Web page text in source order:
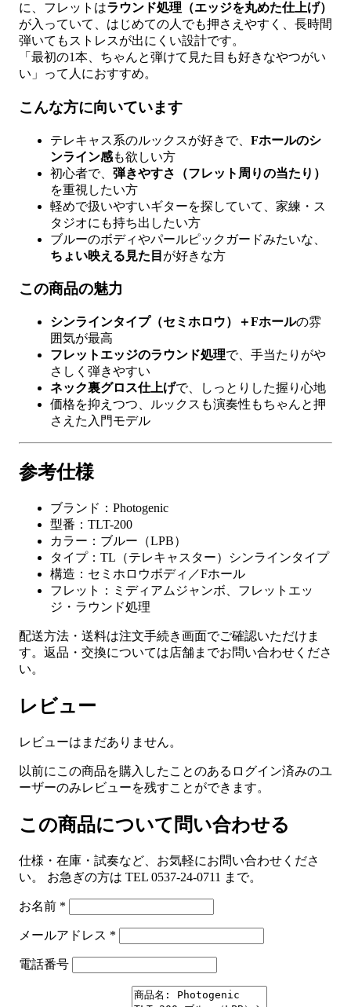
に、フレットはラウンド処理（エッジを丸めた仕上げ）
が入っていて、はじめての人でも押さえやすく、長時間
弾いてもストレスが出にくい設計です。
「最初の1本、ちゃんと弾けて見た目も好きなやつがい
い」って人におすすめ。
こんな方に向いています
テレキャス系のルックスが好きで、 Fホールのシ
ンライン感も欲しい方
初心者で、 弾きやすさ（フレット周りの当たり）
を重視したい方
軽めで扱いやすいギターを探していて、家練・ス
タジオにも持ち出したい方
ブルーのボディやパールピックガードみたいな、
ちょい映える見た目 が好きな方
この商品の魅力
シンラインタイプ（セミホロウ）＋Fホールの雰
囲気が最高
フレットエッジのラウンド処理で、手当たりがや
さしく弾きやすい
ネック裏グロス仕上げで、しっとりした握り心地
価格を抑えつつ、ルックスも演奏性もちゃんと押
さえた入門モデル
参考仕様
ブランド：Photogenic
型番：TLT-200
カラー：ブルー（LPB）
タイプ：TL（テレキャスター）シンラインタイプ
構造：セミホロウボディ／Fホール
フレット：ミディアムジャンボ、フレットエッ
ジ・ラウンド処理
配送方法・送料は注文手続き画面でご確認いただけま
す。返品・交換については店舗までお問い合わせくださ
い。
レビュー
レビューはまだありません。
以前にこの商品を購入したことのあるログイン済みのユ
ーザーのみレビューを残すことができます。
この商品について問い合わせる
仕様・在庫・試奏など、お気軽にお問い合わせくださ
い。 お急ぎの方は TEL 0537-24-0711 まで。
お名前 *
メールアドレス *
電話番号